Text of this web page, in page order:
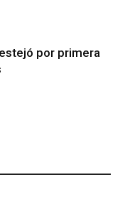
por primera